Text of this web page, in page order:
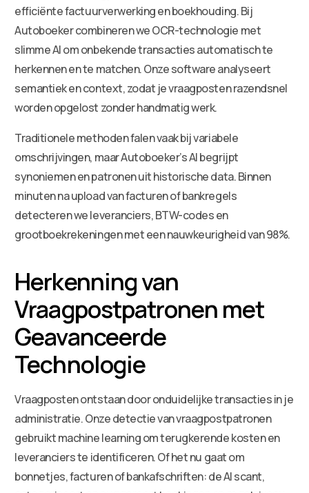
efficiënte factuurverwerking en boekhouding. Bij
Autoboeker combineren we OCR-technologie met
slimme AI om onbekende transacties automatisch te
herkennen en te matchen. Onze software analyseert
semantiek en context, zodat je vraagposten razendsnel
worden opgelost zonder handmatig werk.
Traditionele methoden falen vaak bij variabele
omschrijvingen, maar Autoboeker’s AI begrijpt
synoniemen en patronen uit historische data. Binnen
minuten na upload van facturen of bankregels
detecteren we leveranciers, BTW-codes en
grootboekrekeningen met een nauwkeurigheid van 98%.
Herkenning van
Vraagpostpatronen met
Geavanceerde
Technologie
Vraagposten ontstaan door onduidelijke transacties in je
administratie. Onze detectie van vraagpostpatronen
gebruikt machine learning om terugkerende kosten en
leveranciers te identificeren. Of het nu gaat om
bonnetjes, facturen of bankafschriften: de AI scant,